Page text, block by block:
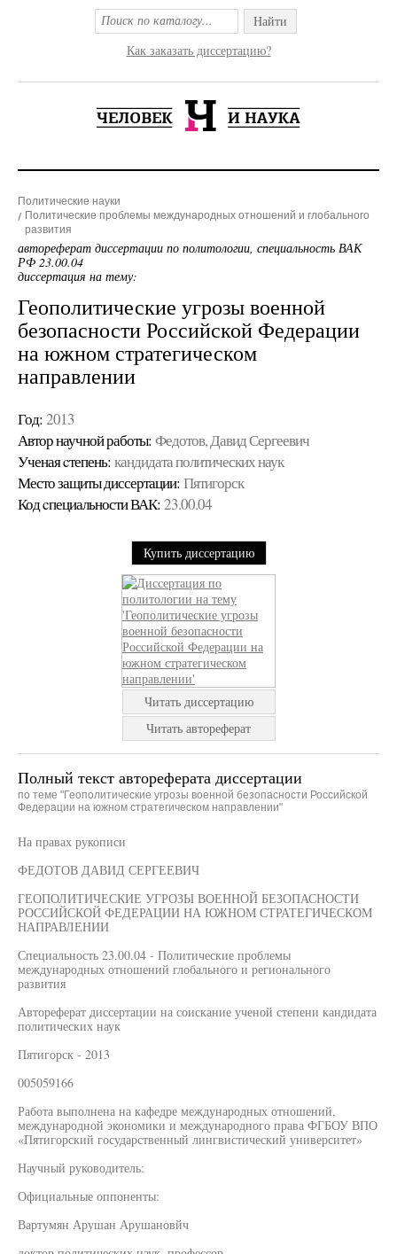
Найти
Как заказать диссертацию?
Политические науки
Политические проблемы международных отношений и глобального
развития
автореферат диссертации по политологии, специальность ВАК
РФ 23.00.04
диссертация на тему:
Геополитические угрозы военной
безопасности Российской Федерации
на южном стратегическом
направлении
Год: 2013
Автор научной работы: Федотов, Давид Сергеевич
Ученая cтепень: кандидата политических наук
Место защиты диссертации: Пятигорск
Код cпециальности ВАК: 23.00.04
Купить диссертацию
Читать диссертацию
Читать автореферат
Полный текст автореферата диссертации
по теме "Геополитические угрозы военной безопасности Российской
Федерации на южном стратегическом направлении"
На правах рукописи
ФЕДОТОВ ДАВИД СЕРГЕЕВИЧ
ГЕОПОЛИТИЧЕСКИЕ УГРОЗЫ ВОЕННОЙ БЕЗОПАСНОСТИ
РОССИЙСКОЙ ФЕДЕРАЦИИ НА ЮЖНОМ СТРАТЕГИЧЕСКОМ
НАПРАВЛЕНИИ
Специальность 23.00.04 - Политические проблемы
международных отношений глобального и регионального
развития
Автореферат диссертации на соискание ученой степени кандидата
политических наук
Пятигорск - 2013
005059166
Работа выполнена на кафедре международных отношений,
международной экономики и международного права ФГБОУ ВПО
«Пятигорский государственный лингвистический университет»
Научный руководитель:
Официальные оппоненты:
Вартумян Арушан Арушановйч